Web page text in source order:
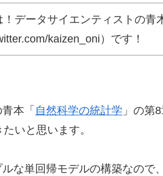
！データサイエンティストの青
kaizen_oni）です！
本「 自然科学の統計学 」の第
いと思います。
な単回帰モデルの構築なので